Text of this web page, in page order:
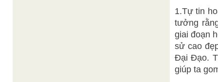
1.Tự tin
tưởng
giai đoạn
sử cao
Đại Đạo.
giúp ta